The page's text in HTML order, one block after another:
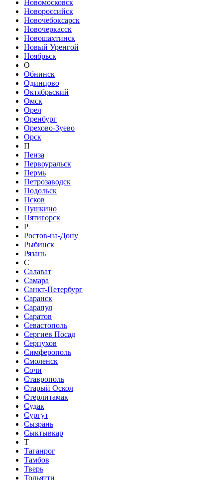
Новомосковск
Новороссийск
Новочебоксарск
Новочеркасск
Новошахтинск
Новый Уренгой
Ноябрьск
О
Обнинск
Одинцово
Октябрьский
Омск
Орел
Оренбург
Орехово-Зуево
Орск
П
Пенза
Первоуральск
Пермь
Петрозаводск
Подольск
Псков
Пушкино
Пятигорск
Р
Ростов-на-Дону
Рыбинск
Рязань
С
Салават
Самара
Санкт-Петербург
Саранск
Сарапул
Саратов
Севастополь
Сергиев Посад
Серпухов
Симферополь
Смоленск
Сочи
Ставрополь
Старый Оскол
Стерлитамак
Судак
Сургут
Сызрань
Сыктывкар
Т
Таганрог
Тамбов
Тверь
Тольятти